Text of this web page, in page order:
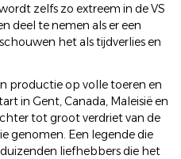
zelfs zo extreem in de VS
deel te nemen als er een
het als tijdverlies en
productie op volle toeren en
in Gent, Canada, Maleisië en
tot groot verdriet van de
genomen. Een legende die
liefhebbers die het